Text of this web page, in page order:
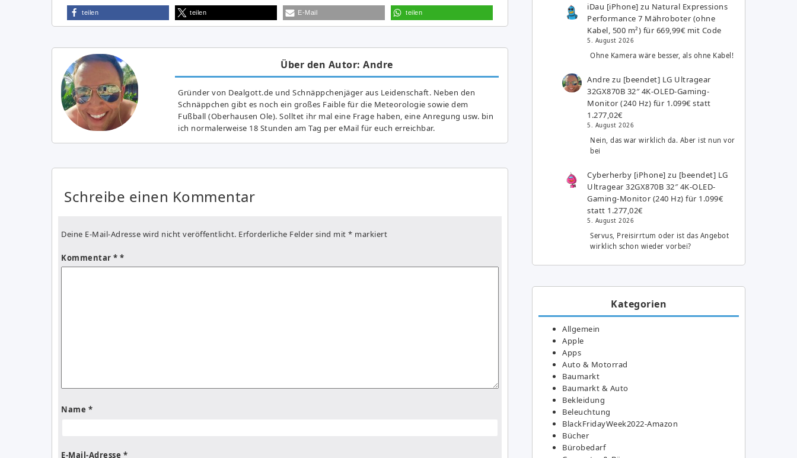
teilen teilen E-Mail teilen
Über den Autor: Andre
Gründer von Dealgott.de und Schnäppchenjäger aus Leidenschaft. Neben den
Schnäppchen gibt es noch ein großes Fai­ble für die Meteorologie sowie dem
Fußball (Oberhausen Ole). Solltet ihr mal eine Frage haben, eine Anregung usw. bin
ich normalerweise 18 Stunden am Tag per eMail für euch erreichbar.
Schreibe einen Kommentar
Deine E-Mail-Adresse wird nicht veröffentlicht. Erforderliche Felder sind mit * markiert
Kommentar *
Name *
E-Mail-Adresse *
iDau [iPhone] zu Natural Expressions
Performance 7 Mähroboter (ohne
Kabel, 500 m²) für 669,99€ mit Code
5. August 2026
Ohne Kamera wäre besser, als ohne Kabel!
Andre zu [beendet] LG Ultragear
32GX870B 32″ 4K-OLED-Gaming-
Monitor (240 Hz) für 1.099€ statt
1.277,02€
5. August 2026
Nein, das war wirklich da. Aber ist nun vor
bei
Cyberherby [iPhone] zu [beendet] LG
Ultragear 32GX870B 32″ 4K-OLED-
Gaming-Monitor (240 Hz) für 1.099€
statt 1.277,02€
5. August 2026
Servus, Preisirrtum oder ist das Angebot
wirklich schon wieder vorbei?
Kategorien
Allgemein
Apple
Apps
Auto & Motorrad
Baumarkt
Baumarkt & Auto
Bekleidung
Beleuchtung
BlackFridayWeek2022-Amazon
Bücher
Bürobedarf